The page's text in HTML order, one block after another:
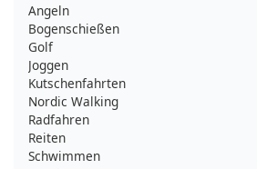
Angeln
Bogenschießen
Golf
Joggen
Kutschenfahrten
Nordic Walking
Radfahren
Reiten
Schwimmen